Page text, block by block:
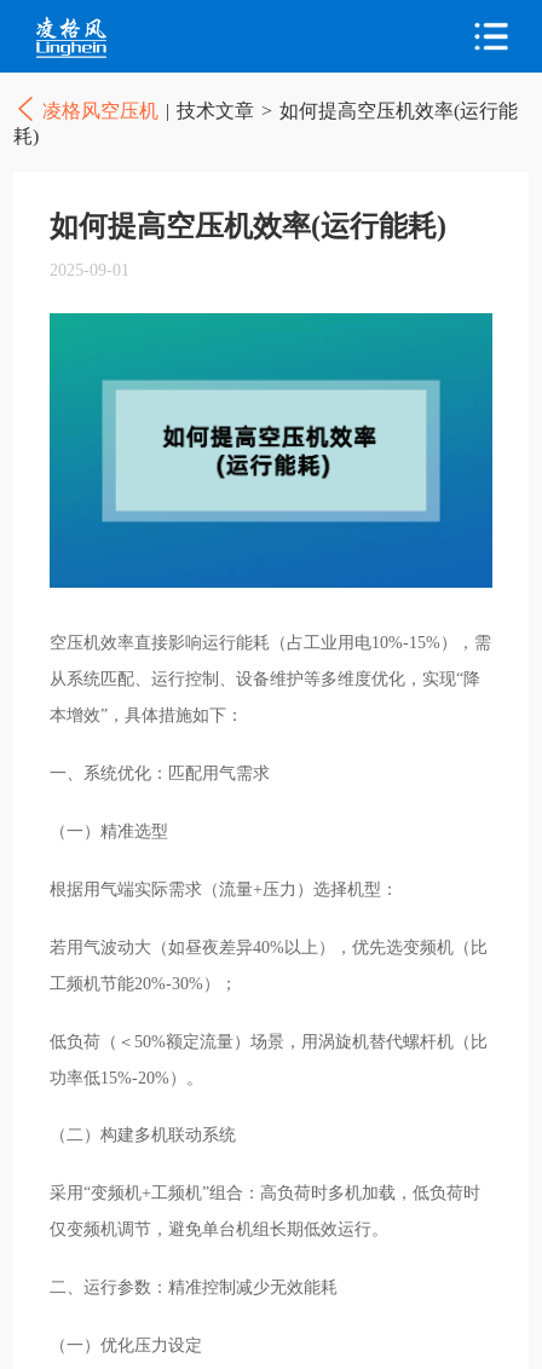
凌格风空压机 | 技术文章 > 如何提高空压机效率(运行能
耗)
如何提高空压机效率(运行能耗)
2025-09-01
空压机效率直接影响运行能耗（占工业用电10%-15%），需
从系统匹配、运行控制、设备维护等多维度优化，实现“降
本增效”，具体措施如下：
一、系统优化：匹配用气需求
（一）精准选型
根据用气端实际需求（流量+压力）选择机型：
若用气波动大（如昼夜差异40%以上），优先选变频机（比
工频机节能20%-30%）；
低负荷（＜50%额定流量）场景，用涡旋机替代螺杆机（比
功率低15%-20%）。
（二）构建多机联动系统
采用“变频机+工频机”组合：高负荷时多机加载，低负荷时
仅变频机调节，避免单台机组长期低效运行。
二、运行参数：精准控制减少无效能耗
（一）优化压力设定